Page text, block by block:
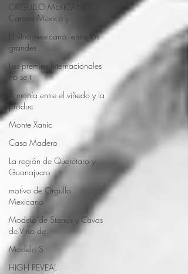
ORGULLO MEXICANO,
Canvas Mexico y l
El vino mexicano, entre los
grandes
Los premios internacionales
no se t
Armonía entre el viñedo y la
produc
Monte Xanic
Casa Madero
La región de Querétaro y
Guanajuato
motivo de Orgullo
Mexicano
Modelo de Stands y Cavas
de Vino de
Modelo S
HIGH REVEAL